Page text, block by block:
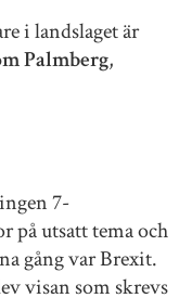
i landslaget är
Palmberg,
7-
på utsatt tema och
gång var Brexit.
visan som skrevs